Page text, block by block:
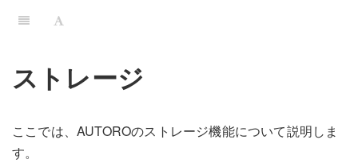
ストレージ
ここでは、AUTOROのストレージ機能について説明しま
す。